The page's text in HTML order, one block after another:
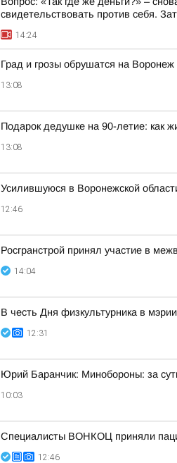
свидетельствовать против себя.
14:24
Град и грозы обрушатся на Воронеж
13:08
Подарок дедушке на 90-летие: как
13:08
Усилившуюся в Воронежской
12:46
Росгранстрой принял участие в
14:04
В честь Дня физкультурника в
12:31
Юрий Баранчик: Минобороны: за
10:03
Специалисты ВОНКОЦ приняли
12:46